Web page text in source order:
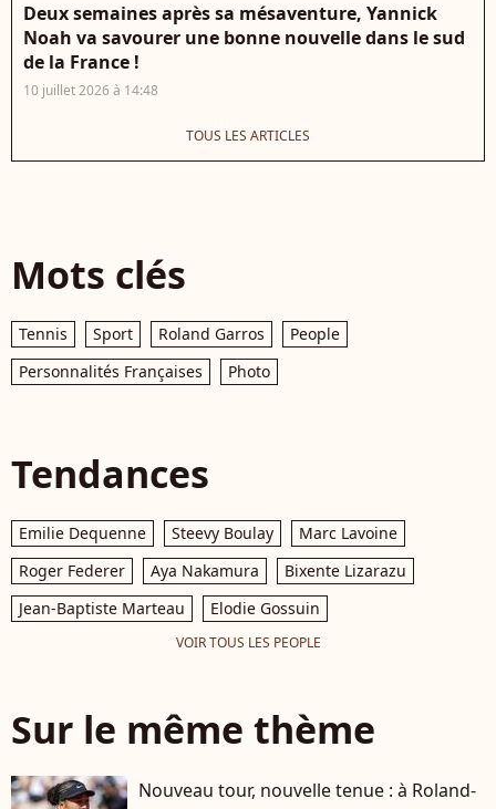
Deux semaines après sa mésaventure, Yannick
Noah va savourer une bonne nouvelle dans le sud
de la France !
10 juillet 2026 à 14:48
TOUS LES ARTICLES
Mots clés
Tennis Sport Roland Garros
People
Personnalités Françaises
Photo
Tendances
Emilie Dequenne Steevy Boulay
Marc Lavoine
Roger Federer
Aya Nakamura
Bixente Lizarazu
Jean-Baptiste Marteau
Elodie Gossuin
VOIR TOUS LES PEOPLE
Sur le même thème
Nouveau tour, nouvelle tenue : à Roland-